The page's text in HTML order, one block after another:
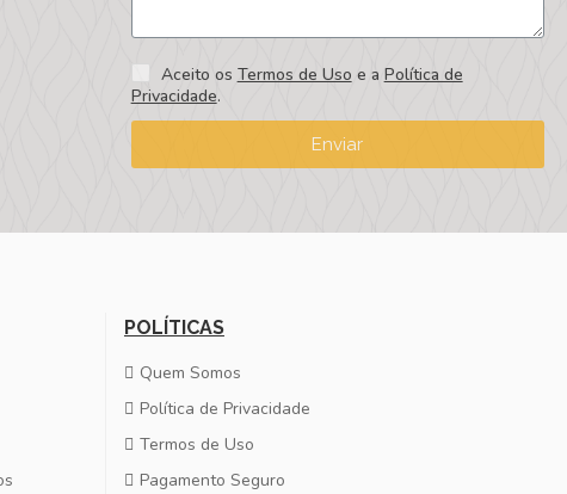
Aceito os Termos de Uso e a Política de
Privacidade.
Enviar
POLÍTICAS
Quem Somos
Política de Privacidade
Termos de Uso
Pagamento Seguro